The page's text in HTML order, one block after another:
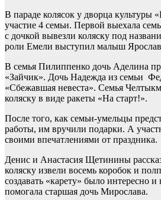
В параде колясок у дворца культуры
участие 4 семьи. Первой выехала
с дочкой вывезли коляску под
роли Емели выступил малыш
В семья Пилиппенко дочь Аделина
«Зайчик». Дочь Надежда из семьи
«Сбежавшая невеста». Семья
коляску в виде ракеты «На старт!».
После того, как семьи-умельцы
работы, им вручили подарки. А
своими впечатлениями от праздника.
Денис и Анастасия Щетинины
коляску извели восемь коробок и
создавать «карету» было интересно и
помогала старшая дочь Мирослава.